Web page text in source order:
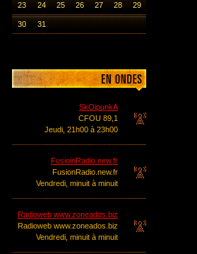
23 24 25 26 27 28 29
30 31
SkOipunkA
CFOU 89,1
Jeudi, 21h00 à 23h00
FusioinRadio.new.fr
FusionRadio.new.fr
Vendredi, minuit à minuit
Radioweb www.zoneados.biz
Radioweb www.zoneados.biz
Vendredi, minuit à minuit